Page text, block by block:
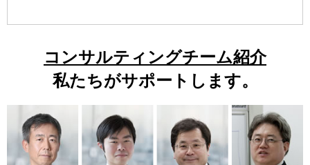
コンサルティングチーム紹介
私たちがサポートします。